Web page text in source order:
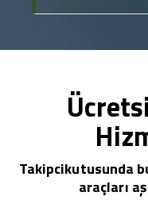
Takipcikutusunda
araçları